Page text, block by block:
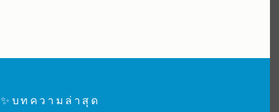
✨บทความล่าสุด